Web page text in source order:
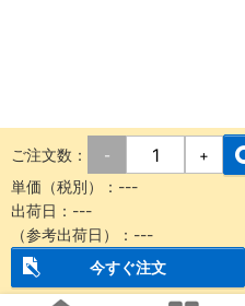
ご注文数： - +
単価（税別）： ---
出荷日： ---
（参考出荷日）： ---
今すぐ注文